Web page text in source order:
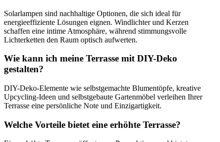
Solarlampen sind nachhaltige Optionen, die sich ideal für
energieeffiziente Lösungen eignen. Windlichter und Kerzen
schaffen eine intime Atmosphäre, während stimmungsvolle
Lichterketten den Raum optisch aufwerten.
Wie kann ich meine Terrasse mit DIY-Deko
gestalten?
DIY-Deko-Elemente wie selbstgemachte Blumentöpfe, kreative
Upcycling-Ideen und selbstgebaute Gartenmöbel verleihen Ihrer
Terrasse eine persönliche Note und Einzigartigkeit.
Welche Vorteile bietet eine erhöhte Terrasse?